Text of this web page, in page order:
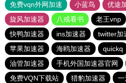
免费vqn外网加速
小蓝鸟 优途
旋风加速器
八戒看书 老王vnp
快鸭加速器
ins加速器 twitter加
苹果加速器
海鸥加速器 quickq
油管加速器
手机外国加速器官网
免费VQN下载站
猎豹加速器 一